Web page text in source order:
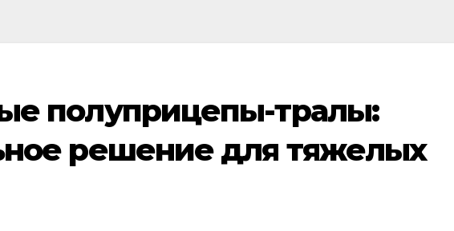
полуприцепы-тралы:
решение для тяжелых